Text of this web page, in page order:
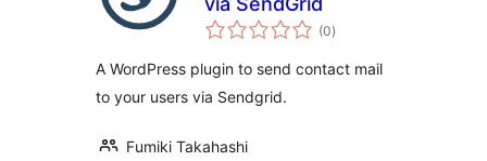
(0कुल
दर)
A WordPress plugin to send contact mail
to your users via Sendgrid.
Fumiki Takahashi